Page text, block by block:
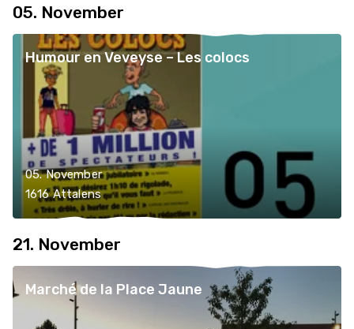
05. November
Humour en Veveyse – Les colocs
05. November
1616 Attalens
21. November
Marché de la Place Jaune